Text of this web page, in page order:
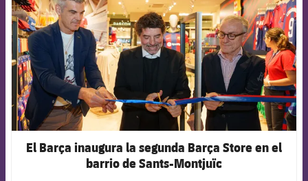
El Barça inaugura la segunda Barça Store en el
barrio de Sants-Montjuïc